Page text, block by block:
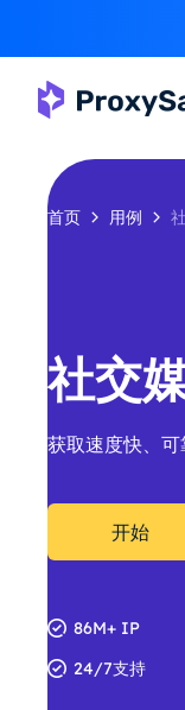
首页 用例
社交
获取速度快、可
开始
86M+ IP
24/7支持